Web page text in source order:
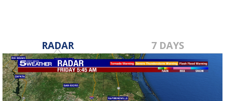
RADAR 7 DAYS